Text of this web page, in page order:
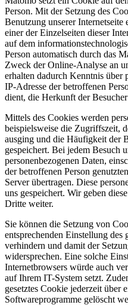
Person. Mit der Setzung des
Benutzung unserer
einer der Einzelseiten dieser
auf dem
Person automatisch durch das
Zweck der Online-Analyse an
erhalten dadurch Kenntnis über
IP-Adresse der betroffenen
dient, die Herkunft der
Mittels des Cookies werden
beispielsweise die Zugriffszeit,
ausging und die Häufigkeit der
gespeichert. Bei jedem Besuch
personenbezogenen Daten,
der betroffenen Person
Server übertragen. Diese
uns gespeichert. Wir geben
Dritte weiter.
Sie können die Setzung von
entsprechenden Einstellung des
verhindern und damit der
widersprechen. Eine solche
Internetbrowsers würde auch
auf Ihrem IT-System setzt.
gesetztes Cookie jederzeit über
Softwareprogramme gelöscht